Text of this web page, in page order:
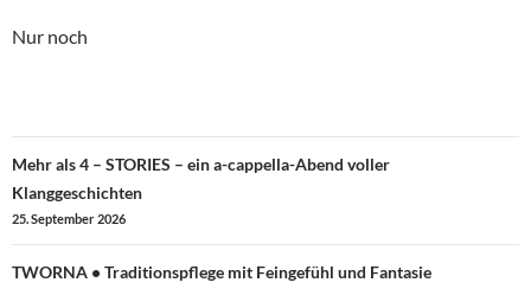
Nur noch
Beitragsnavigation
Mehr als 4 – STORIES – ein a-cappella-Abend voller
Klanggeschichten
25. September 2026
TWORNA • Traditionspflege mit Feingefühl und Fantasie